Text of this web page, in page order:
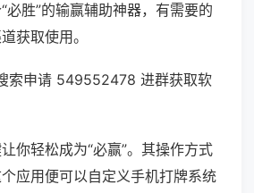
必胜”的输赢辅助神器，有需要的
获取使用。
索申请 549552478 进群获取软
你轻松成为“必赢”。其操作方式
应用便可以自定义手机打牌系统